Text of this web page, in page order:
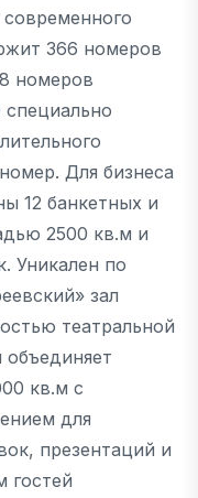
366 номеров
номеров
Для бизнеса
12 банкетных и
2500 кв.м и
Уникален по
зал
театральной
объединяет
кв.м с
для
презентаций и
гостей